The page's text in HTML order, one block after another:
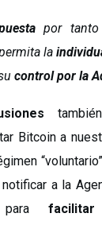
por
la
control por la
Bitcoin a
a la
para